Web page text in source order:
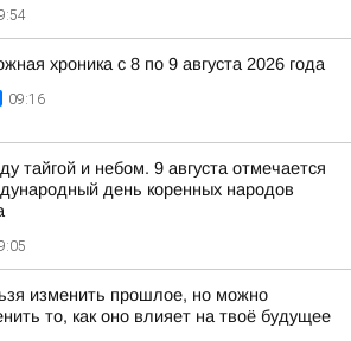
хроника с 8 по 9 августа 2026 года
09:16
тайгой и небом. 9 августа отмечается
день коренных народов
изменить прошлое, но можно
то, как оно влияет на твоё будущее